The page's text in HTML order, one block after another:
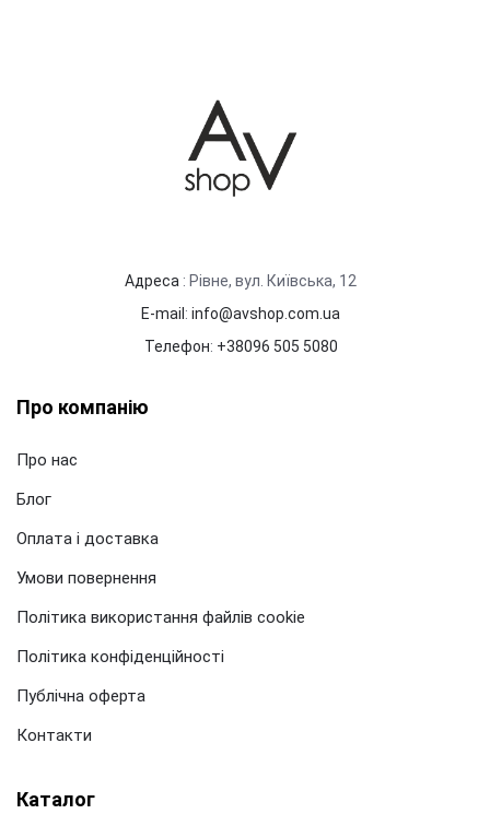
Адреса : Рівне, вул. Київська, 12
E-mail: info@avshop.com.ua
Телефон: +38096 505 5080
Про компанію
Про нас
Блог
Оплата і доставка
Умови повернення
Політика використання файлів cookie
Політика конфіденційності
Публічна оферта
Контакти
Каталог